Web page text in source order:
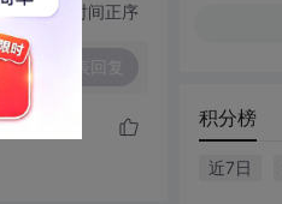
切换为时间正序
积分榜
近7日